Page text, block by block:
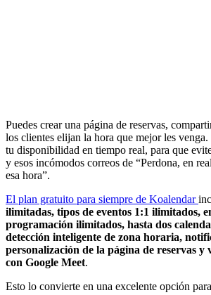
Puedes crear una página de reservas,
los clientes elijan la hora que mejor les
tu disponibilidad en tiempo real, para que
y esos incómodos correos de “Perdona, en
esa hora”.
El plan gratuito para siempre de Koalendar
ilimitadas, tipos de eventos 1:1 ilimitados,
programación ilimitados, hasta dos
detección inteligente de zona horaria,
personalización de la página de reservas y
con Google Meet.
Esto lo convierte en una excelente opción